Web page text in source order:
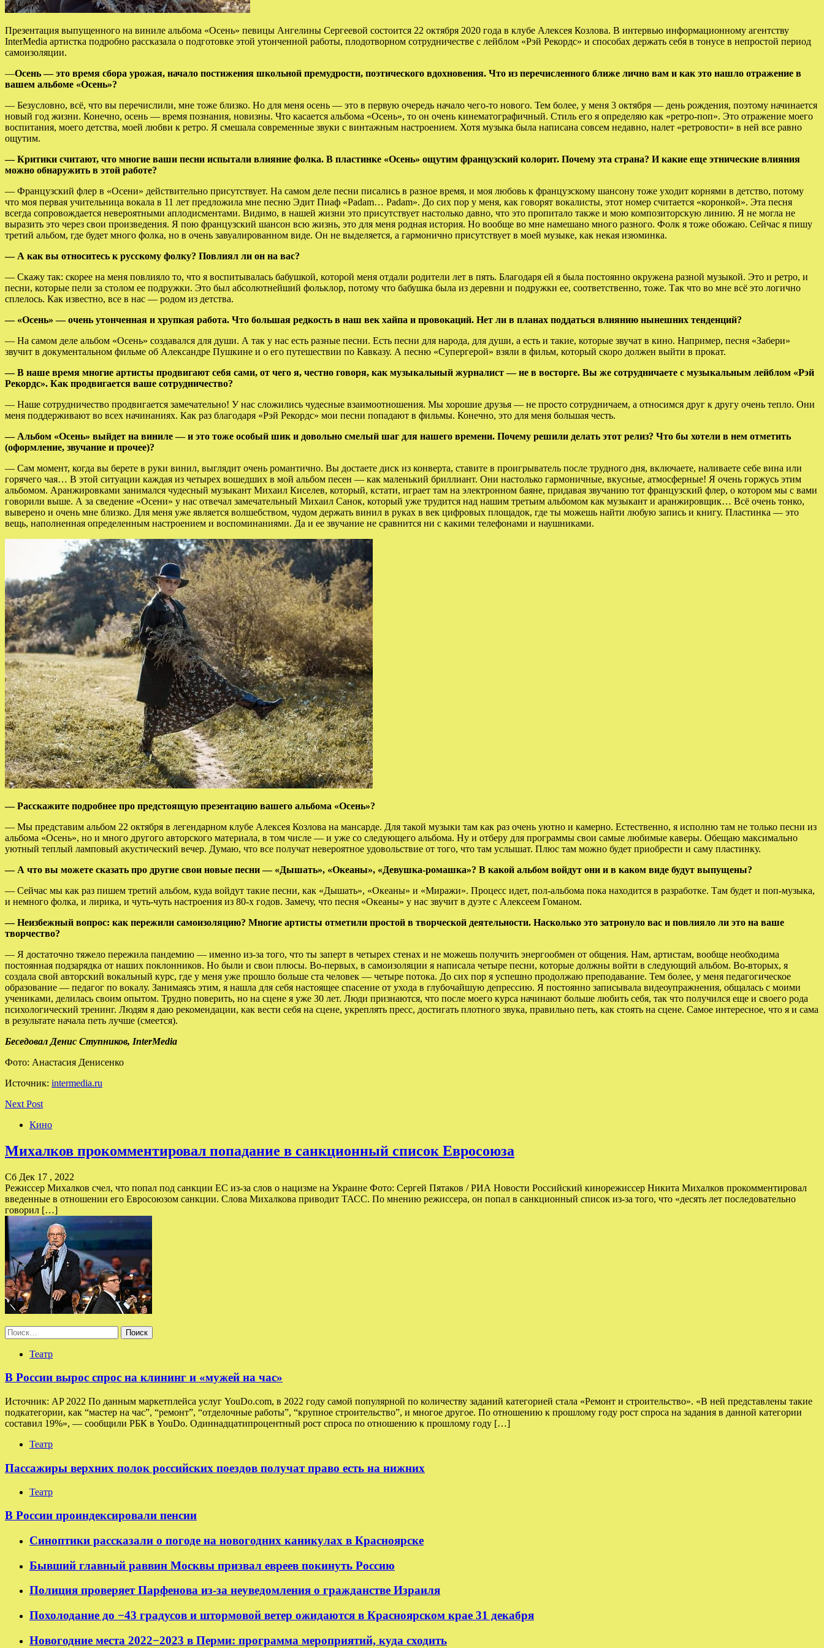
Презентация выпущенного на виниле альбома «Осень» певицы Ангелины Сергеевой состоится 22 октября 2020 года в клубе Алексея Козлова. В интервью информационному агентству
InterMedia артистка подробно рассказала о подготовке этой утонченной работы, плодотворном сотрудничестве с лейблом «Рэй Рекордс» и способах держать себя в тонусе в непростой период
самоизоляции.
—Осень — это время сбора урожая, начало постижения школьной премудрости, поэтического вдохновения. Что из перечисленного ближе лично вам и как это нашло отражение в
вашем альбоме «Осень»?
— Безусловно, всё, что вы перечислили, мне тоже близко. Но для меня осень — это в первую очередь начало чего-то нового. Тем более, у меня 3 октября — день рождения, поэтому начинается
новый год жизни. Конечно, осень — время познания, новизны. Что касается альбома «Осень», то он очень кинематографичный. Стиль его я определяю как «ретро-поп». Это отражение моего
воспитания, моего детства, моей любви к ретро. Я смешала современные звуки с винтажным настроением. Хотя музыка была написана совсем недавно, налет «ретровости» в ней все равно
ощутим.
— Критики считают, что многие ваши песни испытали влияние фолка. В пластинке «Осень» ощутим французский колорит. Почему эта страна? И какие еще этнические влияния
можно обнаружить в этой работе?
— Французский флер в «Осени» действительно присутствует. На самом деле песни писались в разное время, и моя любовь к французскому шансону тоже уходит корнями в детство, потому
что моя первая учительница вокала в 11 лет предложила мне песню Эдит Пиаф «Padam… Padam». До сих пор у меня, как говорят вокалисты, этот номер считается «коронкой». Эта песня
всегда сопровождается невероятными аплодисментами. Видимо, в нашей жизни это присутствует настолько давно, что это пропитало также и мою композиторскую линию. Я не могла не
выразить это через свои произведения. Я пою французский шансон всю жизнь, это для меня родная история. Но вообще во мне намешано много разного. Фолк я тоже обожаю. Сейчас я пишу
третий альбом, где будет много фолка, но в очень завуалированном виде. Он не выделяется, а гармонично присутствует в моей музыке, как некая изюминка.
— А как вы относитесь к русскому фолку? Повлиял ли он на вас?
— Скажу так: скорее на меня повлияло то, что я воспитывалась бабушкой, которой меня отдали родители лет в пять. Благодаря ей я была постоянно окружена разной музыкой. Это и ретро, и
песни, которые пели за столом ее подружки. Это был абсолютнейший фольклор, потому что бабушка была из деревни и подружки ее, соответственно, тоже. Так что во мне всё это логично
сплелось. Как известно, все в нас — родом из детства.
— «Осень» — очень утонченная и хрупкая работа. Что большая редкость в наш век хайпа и провокаций. Нет ли в планах поддаться влиянию нынешних тенденций?
— На самом деле альбом «Осень» создавался для души. А так у нас есть разные песни. Есть песни для народа, для души, а есть и такие, которые звучат в кино. Например, песня «Забери»
звучит в документальном фильме об Александре Пушкине и о его путешествии по Кавказу. А песню «Супергерой» взяли в фильм, который скоро должен выйти в прокат.
— В наше время многие артисты продвигают себя сами, от чего я, честно говоря, как музыкальный журналист — не в восторге. Вы же сотрудничаете с музыкальным лейблом «Рэй
Рекордс». Как продвигается ваше сотрудничество?
— Наше сотрудничество продвигается замечательно! У нас сложились чудесные взаимоотношения. Мы хорошие друзья — не просто сотрудничаем, а относимся друг к другу очень тепло. Они
меня поддерживают во всех начинаниях. Как раз благодаря «Рэй Рекордс» мои песни попадают в фильмы. Конечно, это для меня большая честь.
— Альбом «Осень» выйдет на виниле — и это тоже особый шик и довольно смелый шаг для нашего времени. Почему решили делать этот релиз? Что бы хотели в нем отметить
(оформление, звучание и прочее)?
— Сам момент, когда вы берете в руки винил, выглядит очень романтично. Вы достаете диск из конверта, ставите в проигрыватель после трудного дня, включаете, наливаете себе вина или
горячего чая… В этой ситуации каждая из четырех вошедших в мой альбом песен — как маленький бриллиант. Они настолько гармоничные, вкусные, атмосферные! Я очень горжусь этим
альбомом. Аранжировками занимался чудесный музыкант Михаил Киселев, который, кстати, играет там на электронном баяне, придавая звучанию тот французский флер, о котором мы с вами
говорили выше. А за сведение «Осени» у нас отвечал замечательный Михаил Санок, который уже трудится над нашим третьим альбомом как музыкант и аранжировщик… Всё очень тонко,
выверено и очень мне близко. Для меня уже является волшебством, чудом держать винил в руках в век цифровых площадок, где ты можешь найти любую запись и книгу. Пластинка — это
вещь, наполненная определенным настроением и воспоминаниями. Да и ее звучание не сравнится ни с какими телефонами и наушниками.
— Расскажите подробнее про предстоящую презентацию вашего альбома «Осень»?
— Мы представим альбом 22 октября в легендарном клубе Алексея Козлова на мансарде. Для такой музыки там как раз очень уютно и камерно. Естественно, я исполню там не только песни из
альбома «Осень», но и много другого авторского материала, в том числе — и уже со следующего альбома. Ну и отберу для программы свои самые любимые каверы. Обещаю максимально
уютный теплый ламповый акустический вечер. Думаю, что все получат невероятное удовольствие от того, что там услышат. Плюс там можно будет приобрести и саму пластинку.
— А что вы можете сказать про другие свои новые песни — «Дышать», «Океаны», «Девушка-ромашка»? В какой альбом войдут они и в каком виде будут выпущены?
— Сейчас мы как раз пишем третий альбом, куда войдут такие песни, как «Дышать», «Океаны» и «Миражи». Процесс идет, пол-альбома пока находится в разработке. Там будет и поп-музыка,
и немного фолка, и лирика, и чуть-чуть настроения из 80-х годов. Замечу, что песня «Океаны» у нас звучит в дуэте с Алексеем Гоманом.
— Неизбежный вопрос: как пережили самоизоляцию? Многие артисты отметили простой в творческой деятельности. Насколько это затронуло вас и повлияло ли это на ваше
творчество?
— Я достаточно тяжело пережила пандемию — именно из-за того, что ты заперт в четырех стенах и не можешь получить энергообмен от общения. Нам, артистам, вообще необходима
постоянная подзарядка от наших поклонников. Но были и свои плюсы. Во-первых, в самоизоляции я написала четыре песни, которые должны войти в следующий альбом. Во-вторых, я
создала свой авторский вокальный курс, где у меня уже прошло больше ста человек — четыре потока. До сих пор я успешно продолжаю преподавание. Тем более, у меня педагогическое
образование — педагог по вокалу. Занимаясь этим, я нашла для себя настоящее спасение от ухода в глубочайшую депрессию. Я постоянно записывала видеоупражнения, общалась с моими
учениками, делилась своим опытом. Трудно поверить, но на сцене я уже 30 лет. Люди признаются, что после моего курса начинают больше любить себя, так что получился еще и своего рода
психологический тренинг. Людям я даю рекомендации, как вести себя на сцене, укреплять пресс, достигать плотного звука, правильно петь, как стоять на сцене. Самое интересное, что я и сама
в результате начала петь лучше (смеется).
Беседовал Денис Ступников, InterMedia
Фото: Анастасия Денисенко
Источник: intermedia.ru
Next Post
Кино
Михалков прокомментировал попадание в санкционный список Евросоюза
Сб Дек 17 , 2022
Режиссер Михалков счел, что попал под санкции ЕС из-за слов о нацизме на Украине Фото: Сергей Пятаков / РИА Новости Российский кинорежиссер Никита Михалков прокомментировал
введенные в отношении его Евросоюзом санкции. Слова Михалкова приводит ТАСС. По мнению режиссера, он попал в санкционный список из-за того, что «десять лет последовательно
говорил […]
Найти:
Театр
В России вырос спрос на клининг и «мужей на час»
Источник: AP 2022 По данным маркетплейса услуг YouDo.com, в 2022 году самой популярной по количеству заданий категорией стала «Ремонт и строительство». «В ней представлены такие
подкатегории, как “мастер на час”, “ремонт”, “отделочные работы”, “крупное строительство”, и многое другое. По отношению к прошлому году рост спроса на задания в данной категории
составил 19%», — сообщили РБК в YouDo. Одиннадцатипроцентный рост спроса по отношению к прошлому году […]
Театр
Пассажиры верхних полок российских поездов получат право есть на нижних
Театр
В России проиндексировали пенсии
Синоптики рассказали о погоде на новогодних каникулах в Красноярске
Бывший главный раввин Москвы призвал евреев покинуть Россию
Полиция проверяет Парфенова из-за неуведомления о гражданстве Израиля
Похолодание до −43 градусов и штормовой ветер ожидаются в Красноярском крае 31 декабря
Новогодние места 2022−2023 в Перми: программа мероприятий, куда сходить